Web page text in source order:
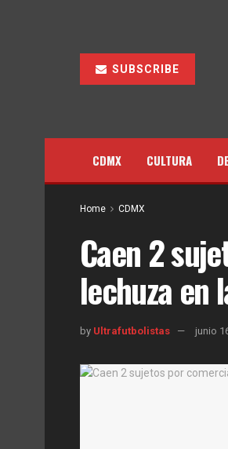
SUBSCRIBE
CDMX CULTURA
Home CDMX
Caen 2
lechuza en
by Ultrafutbolistas junio